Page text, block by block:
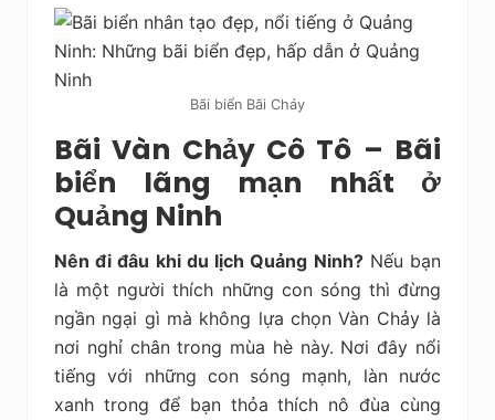
Bãi biển Bãi Cháy
Bãi Vàn Chảy Cô Tô – Bãi
biển lãng mạn nhất ở
Quảng Ninh
Nên đi đâu khi du lịch Quảng Ninh?Nếu bạn
là một người thích những con sóng thì đừng
ngần ngại gì mà không lựa chọn Vàn Chảy là
nơi nghỉ chân trong mùa hè này. Nơi đây nổi
tiếng với những con sóng mạnh, làn nước
xanh trong để bạn thỏa thích nô đùa cùng